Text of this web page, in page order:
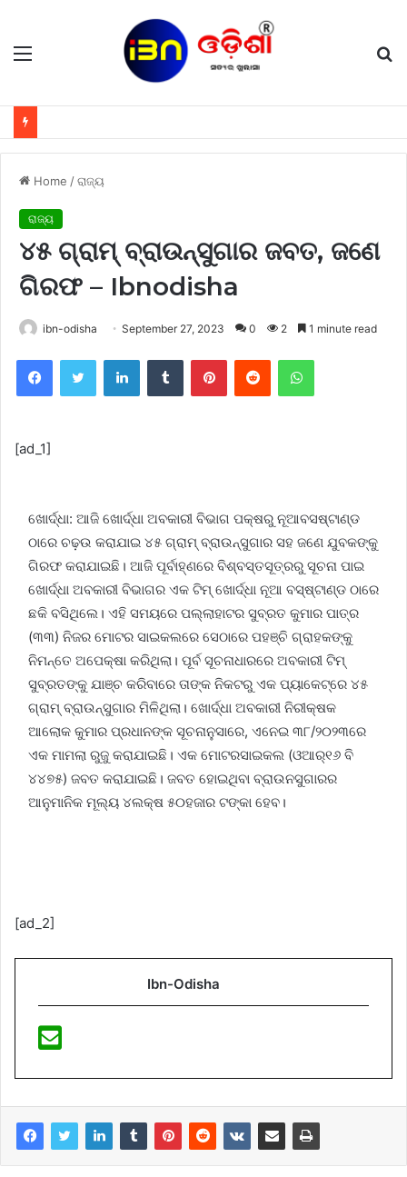
Menu
Home /ରାଜ୍ୟ
ରାଜ୍ୟ
୪୫ ଗ୍ରାମ୍‌ ବ୍ରାଉନ୍‌ସୁଗାର ଜବତ, ଜଣେ
ଗିରଫ – Ibnodisha
ibn-odisha September 27, 2023 0 2 1 minute read
FacebookTwitter LinkedInTumblr PinterestReddit WhatsApp
[ad_1]
ଖୋର୍ଦ୍ଧା: ଆଜି ଖୋର୍ଦ୍ଧା ଅବକାରୀ ବିଭାଗ ପକ୍ଷରୁ ନୂଆବସଷ୍ଟାଣ୍ଡ
ଠାରେ ଚଢ଼ଉ କରାଯାଇ ୪୫ ଗ୍ରାମ୍‌ ବ୍ରାଉନ୍‌ସୁଗାର ସହ ଜଣେ ଯୁବକଙ୍କୁ
ଗିରଫ କରାଯାଇଛି। ଆଜି ପୂର୍ବାହ୍‌ଣରେ ବିଶ୍ବସ୍ତସୂତ୍ରରୁ ସୂଚନା ପାଇ
ଖୋର୍ଦ୍ଧା ଅବକାରୀ ବିଭାଗର ଏକ ଟିମ୍‌ ଖୋର୍ଦ୍ଧା ନୂଆ ବସ୍‌ଷ୍ଟାଣ୍ଡ ଠାରେ
ଛକି ବସିଥିଲେ। ଏହି ସମୟରେ ପଲ୍ଲାହାଟର ସୁବ୍ରତ କୁମାର ପାତ୍ର
(୩୩) ନିଜର ମୋଟର ସାଇକଲରେ ସେଠାରେ ପହଞ୍ଚି ଗ୍ରାହକଙ୍କୁ
ନିମନ୍ତେ ଅପେକ୍ଷା କରିଥିଲା। ପୂର୍ବ ସୂଚନାଧାରରେ ଅବକାରୀ ଟିମ୍‌
ସୁବ୍ରତଙ୍କୁ ଯାଞ୍ଚ କରିବାରେ ତାଙ୍କ ନିକଟରୁ ଏକ ପ୍ୟାକେଟ୍‌ରେ ୪୫
ଗ୍ରାମ୍‌ ବ୍ରାଉନ୍‌ସୁଗାର ମିଳିଥିଲା। ଖୋର୍ଦ୍ଧା ଅବକାରୀ ନିରୀକ୍ଷକ
ଆଲୋକ କୁମାର ପ୍ରଧାନଙ୍କ ସୂଚନାନୁସାରେ, ଏନେଇ ୩୮/୨୦୨୩ରେ
ଏକ ମାମଲା ରୁଜୁ କରାଯାଇଛି। ଏକ ମୋଟରସାଇକଲ (ଓଆର୍‌୧୬ ବି
୪୪୭୫) ଜବତ କରାଯାଇଛି। ଜବତ ହୋଇଥିବା ବ୍ରାଉନସୁଗାରର
ଆନୁମାନିକ ମୂଲ୍ୟ ୪ଲକ୍ଷ ୫୦ହଜାର ଟଙ୍କା ହେବ।
[ad_2]
Ibn-Odisha